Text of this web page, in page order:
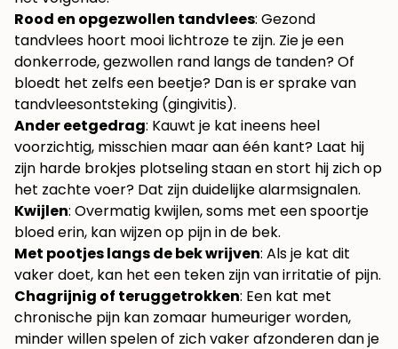
Rood en opgezwollen tandvlees: Gezond
tandvlees hoort mooi lichtroze te zijn. Zie je een
donkerrode, gezwollen rand langs de tanden? Of
bloedt het zelfs een beetje? Dan is er sprake van
tandvleesontsteking (gingivitis).
Ander eetgedrag: Kauwt je kat ineens heel
voorzichtig, misschien maar aan één kant? Laat hij
zijn harde brokjes plotseling staan en stort hij zich op
het zachte voer? Dat zijn duidelijke alarmsignalen.
Kwijlen: Overmatig kwijlen, soms met een spoortje
bloed erin, kan wijzen op pijn in de bek.
Met pootjes langs de bek wrijven: Als je kat dit
vaker doet, kan het een teken zijn van irritatie of pijn.
Chagrijnig of teruggetrokken: Een kat met
chronische pijn kan zomaar humeuriger worden,
minder willen spelen of zich vaker afzonderen dan je